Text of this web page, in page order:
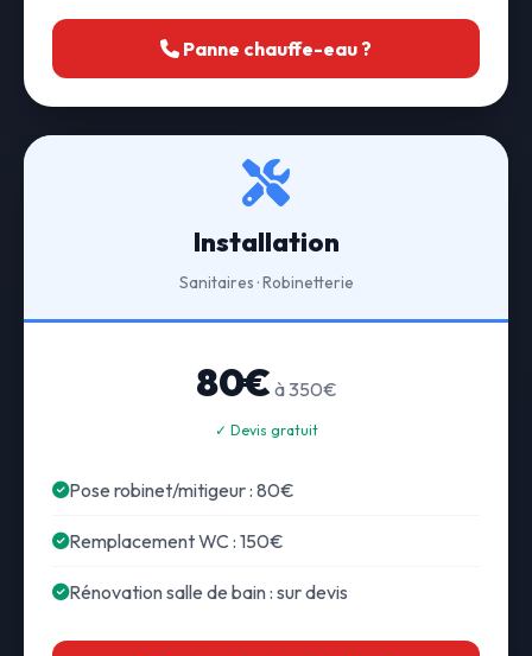
Panne chauffe-eau ?
Installation
Sanitaires · Robinetterie
80€ à 350€
✓ Devis gratuit
Pose robinet/mitigeur : 80€
Remplacement WC : 150€
Rénovation salle de bain : sur devis